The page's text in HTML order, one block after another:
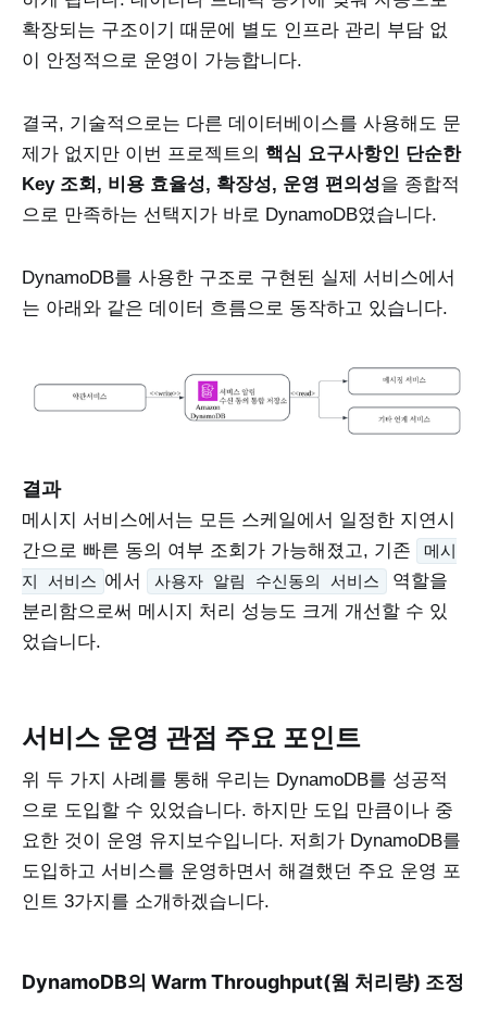
확장되는 구조이기 때문에 별도 인프라 관리 부담 없
이 안정적으로 운영이 가능합니다.
결국, 기술적으로는 다른 데이터베이스를 사용해도 문
제가 없지만 이번 프로젝트의 핵심 요구사항인 단순한
Key 조회, 비용 효율성, 확장성, 운영 편의성을 종합적
으로 만족하는 선택지가 바로 DynamoDB였습니다.
DynamoDB를 사용한 구조로 구현된 실제 서비스에서
는 아래와 같은 데이터 흐름으로 동작하고 있습니다.
결과
메시지 서비스에서는 모든 스케일에서 일정한 지연시
간으로 빠른 동의 여부 조회가 가능해졌고, 기존
메시
지 서비스 에서 사용자 알림 수신동의 서비스
역할을
분리함으로써 메시지 처리 성능도 크게 개선할 수 있
었습니다.
서비스 운영 관점 주요 포인트
위 두 가지 사례를 통해 우리는 DynamoDB를 성공적
으로 도입할 수 있었습니다. 하지만 도입 만큼이나 중
요한 것이 운영 유지보수입니다. 저희가 DynamoDB를
도입하고 서비스를 운영하면서 해결했던 주요 운영 포
인트 3가지를 소개하겠습니다.
DynamoDB의 Warm Throughput(웜 처리량) 조정